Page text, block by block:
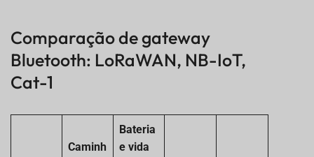
Comparação de gateway
Bluetooth: LoRaWAN, NB-IoT,
Cat-1
Caminh
Bateria
e vida